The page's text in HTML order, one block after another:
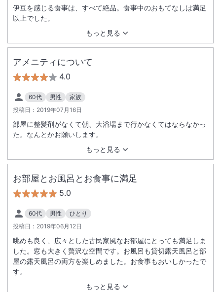
もっと見る
伊豆を感じる食事は、すべて絶品。食事中のおもてなしは満足
以上でした。
アメニティについて
4.0
60代 男性
家族
投稿日： 2019年07月16日
もっと見る
部屋に整髪剤がなくて朝、大浴場まで行かなくてはならなかっ
た。なんとかお願いします。
お部屋とお風呂とお食事に満足
5.0
60代 男性
ひとり
投稿日： 2019年06月12日
もっと見る
眺めも良く、広々とした古民家風なお部屋にとっても満足しま
した。窓も大きく贅沢な空間です。お風呂も貸切露天風呂と部
屋の露天風呂の両方を楽しめました。お食事もおいしかったで
す。